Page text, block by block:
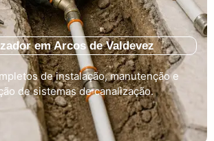
em Arcos de Valdevez
de instalação, manutenção e
de sistemas de canalização.